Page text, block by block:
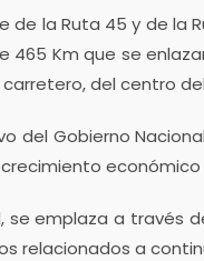
de la Ruta 45 y de la
Km que se
del centro
del Gobierno
se emplaza a través
relacionados a